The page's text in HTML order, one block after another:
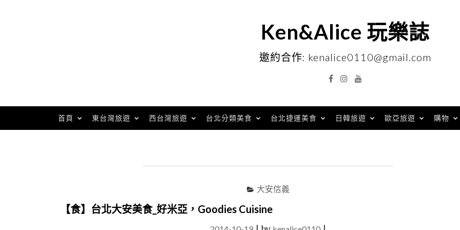
Ken&Alice 玩樂誌
邀約合作: kenalice0110@gmail.com
FacebookInstagramYouTube
首頁 東台灣旅遊 西台灣旅遊 台北分類美食 台北捷運美食 日韓旅遊 歐亞旅遊 購物
大安信義
【食】台北大安美食_好米亞，Goodies Cuisine